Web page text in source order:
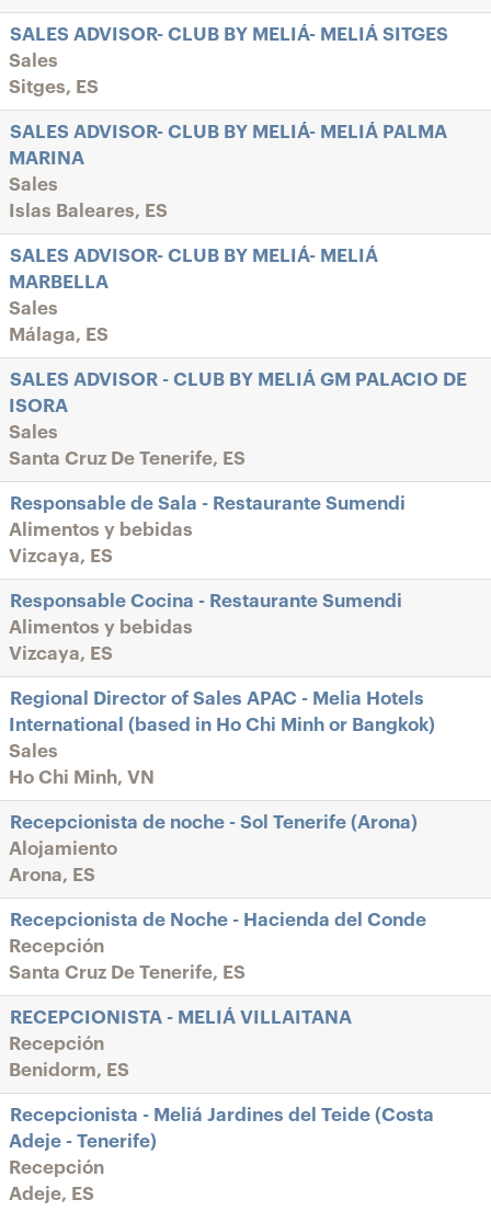
SALES ADVISOR- CLUB BY MELIÁ- MELIÁ SITGES
Sales
Sitges, ES
SALES ADVISOR- CLUB BY MELIÁ- MELIÁ PALMA
MARINA
Sales
Islas Baleares, ES
SALES ADVISOR- CLUB BY MELIÁ- MELIÁ
MARBELLA
Sales
Málaga, ES
SALES ADVISOR - CLUB BY MELIÁ GM PALACIO DE
ISORA
Sales
Santa Cruz De Tenerife, ES
Responsable de Sala - Restaurante Sumendi
Alimentos y bebidas
Vizcaya, ES
Responsable Cocina - Restaurante Sumendi
Alimentos y bebidas
Vizcaya, ES
Regional Director of Sales APAC - Melia Hotels
International (based in Ho Chi Minh or Bangkok)
Sales
Ho Chi Minh, VN
Recepcionista de noche - Sol Tenerife (Arona)
Alojamiento
Arona, ES
Recepcionista de Noche - Hacienda del Conde
Recepción
Santa Cruz De Tenerife, ES
RECEPCIONISTA - MELIÁ VILLAITANA
Recepción
Benidorm, ES
Recepcionista - Meliá Jardines del Teide (Costa
Adeje - Tenerife)
Recepción
Adeje, ES